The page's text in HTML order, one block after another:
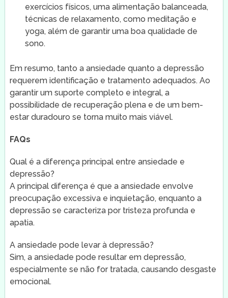
exercícios físicos, uma alimentação balanceada,
técnicas de relaxamento, como meditação e
yoga, além de garantir uma boa qualidade de
sono.
Em resumo, tanto a ansiedade quanto a depressão
requerem identificação e tratamento adequados. Ao
garantir um suporte completo e integral, a
possibilidade de recuperação plena e de um bem-
estar duradouro se torna muito mais viável.
FAQs
Qual é a diferença principal entre ansiedade e
depressão?
A principal diferença é que a ansiedade envolve
preocupação excessiva e inquietação, enquanto a
depressão se caracteriza por tristeza profunda e
apatia.
A ansiedade pode levar à depressão?
Sim, a ansiedade pode resultar em depressão,
especialmente se não for tratada, causando desgaste
emocional.